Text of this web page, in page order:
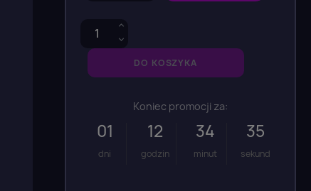
DO KOSZYKA
Koniec promocji za:
01
dni
12
godzin
34
minut
33
sekund